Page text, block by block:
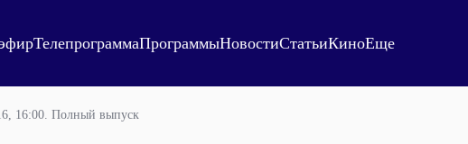
ТелепрограммаПрограммыНовостиСтатьиКиноЕще
16:00. Полный выпуск